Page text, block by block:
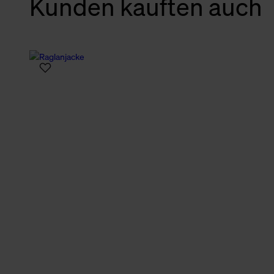
verbundene Verwendung
Kunden kauften auch